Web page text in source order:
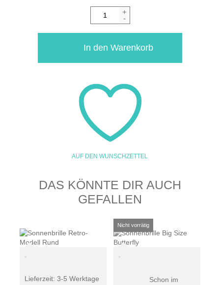
-
+
In den Warenkorb
AUF DEN WUNSCHZETTEL
DAS KÖNNTE DIR AUCH
GEFALLEN
Lieferzeit: 3-5 Werktage
Schon im